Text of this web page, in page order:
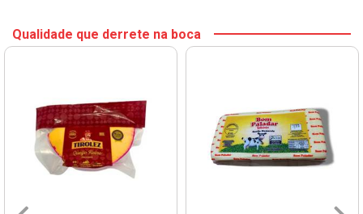
Qualidade que derrete na boca